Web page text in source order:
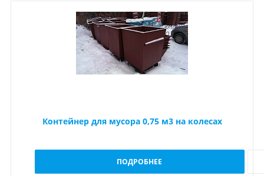
Контейнер для мусора 0,75 м3 на колесах
ПОДРОБНЕЕ